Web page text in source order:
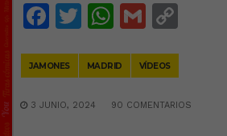
Facebook
Twitter
WhatsApp
Gmail
JAMONES MADRID VÍDEOS
3 JUNIO, 2024 90 COMENTARIOS